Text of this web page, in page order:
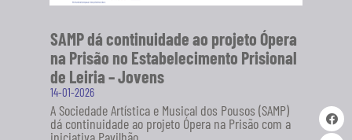
SAMP dá continuidade ao projeto Ópera
na Prisão no Estabelecimento Prisional
de Leiria – Jovens
14-01-2026
A Sociedade Artística e Musical dos Pousos (SAMP)
dá continuidade ao projeto Ópera na Prisão com a